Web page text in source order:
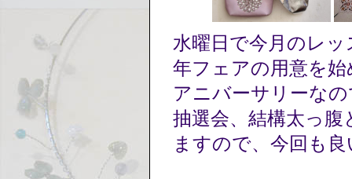
水曜日で今月のレ
年フェアの用意を
アニバーサリーな
抽選会、結構太っ
ますので、今回も